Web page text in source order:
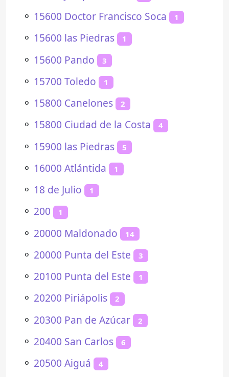
⚬ 15600 Doctor Francisco Soca 1
⚬ 15600 las Piedras 1
⚬ 15600 Pando 3
⚬ 15700 Toledo 1
⚬ 15800 Canelones 2
⚬ 15800 Ciudad de la Costa 4
⚬ 15900 las Piedras 5
⚬ 16000 Atlántida 1
⚬ 18 de Julio 1
⚬ 200 1
⚬ 20000 Maldonado 14
⚬ 20000 Punta del Este 3
⚬ 20100 Punta del Este 1
⚬ 20200 Piriápolis 2
⚬ 20300 Pan de Azúcar 2
⚬ 20400 San Carlos 6
⚬ 20500 Aiguá 4